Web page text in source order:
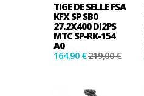
TIGE DE SELLE FSA
KFX SP SB0
27.2X400 DI2PS
MTC SP-RK-154
A0
164,90 €219,00 €